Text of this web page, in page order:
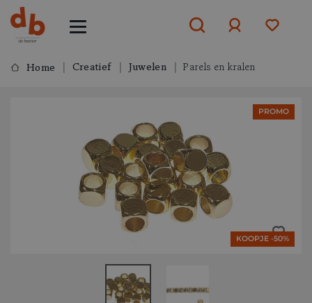
ofaanmelden
Home Creatief Juwelen Parels en kralen
PROMO
KOOPJE -50%